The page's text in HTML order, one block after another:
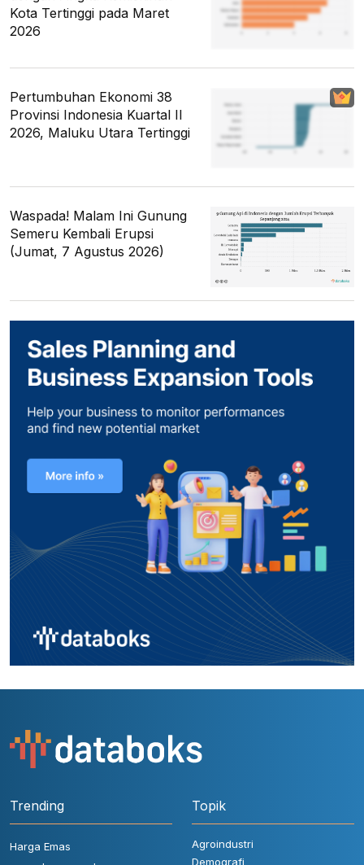
Kota Tertinggi pada Maret
2026
Pertumbuhan Ekonomi 38
Provinsi Indonesia Kuartal II
2026, Maluku Utara Tertinggi
Waspada! Malam Ini Gunung
Semeru Kembali Erupsi
(Jumat, 7 Agustus 2026)
Trending
Harga Emas
Topik
Agroindustri
Demografi